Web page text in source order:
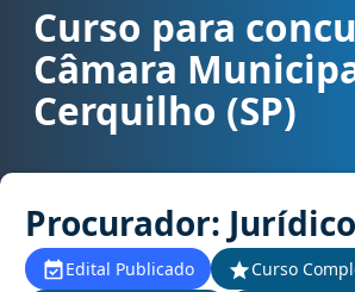
Curso para concurso Câmara Municipal -
Curso para
Câmara
Cerquilho (SP)
Procurador: Jurídico
Edital Publicado
Curso